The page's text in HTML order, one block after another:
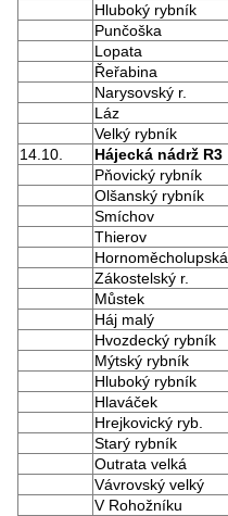
Hluboký rybník
Punčoška
Lopata
Řeřabina
Narysovský r.
Láz
Velký rybník
14.10.
Hájecká nádrž R3
Pňovický rybník
Olšanský rybník
Smíchov
Thierov
Hornoměcholupská
Zákostelský r.
Můstek
Háj malý
Hvozdecký rybník
Mýtský rybník
Hluboký rybník
Hlaváček
Hrejkovický ryb.
Starý rybník
Outrata velká
Vávrovský velký
V Rohožníku